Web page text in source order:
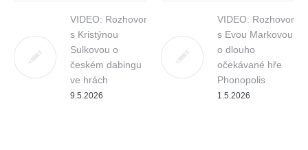
VIDEO: Rozhovor
s Kristýnou
Sulkovou o
českém dabingu
ve hrách
9.5.2026
VIDEO: Rozhovor
s Evou Markovou
o dlouho
očekávané hře
Phonopolis
1.5.2026